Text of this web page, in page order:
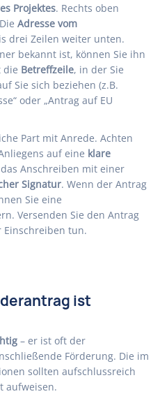
Projektes. Rechts oben
Adresse vom
drei Zeilen weiter unten.
bekannt ist, können Sie ihn
die Betreffzeile, in der Sie
Sie sich beziehen (z.B.
oder „Antrag auf EU
Part mit Anrede. Achten
auf eine klare
Anschreiben mit einer
Signatur. Wenn der Antrag
Sie eine
Versenden Sie den Antrag
Einschreiben tun.
ist
– er ist oft der
Förderung. Die im
sollten aufschlussreich
aufweisen.